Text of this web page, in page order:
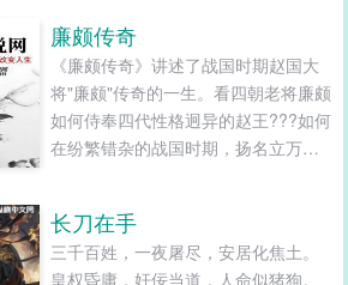
廉颇传奇
《廉颇传奇》讲述了战国时期赵国大
将"廉颇"传奇的一生。看四朝老将廉颇
如何侍奉四代性格迥异的赵王???如何
在纷繁错杂的战国时期，扬名立万—
史、战争、兵法、悬疑、修仙以及二
次元等多重角度为一体，为读者展开
长刀在手
三千百姓，一夜屠尽，安居化焦土。
皇权昏庸，奸佞当道，人命似猪狗。